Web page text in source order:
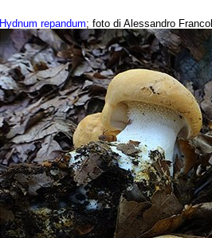
Hydnum repandum; foto di Alessandro